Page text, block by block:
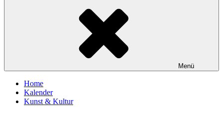
Menü
Home
Kalender
Kunst & Kultur